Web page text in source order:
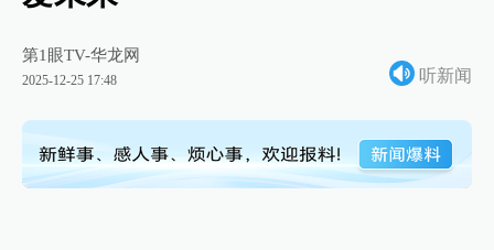
第1眼TV-华龙网
2025-12-25 17:48 听新闻